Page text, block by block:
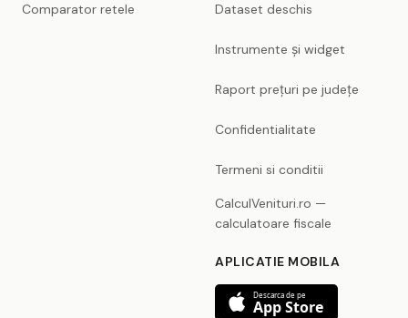
Comparator retele Dataset deschis
Instrumente și widget
Raport prețuri pe județe
Confidentialitate
Termeni si conditii
CalculVenituri.ro —
calculatoare fiscale
APLICATIE MOBILA
Descarca de pe
App Store